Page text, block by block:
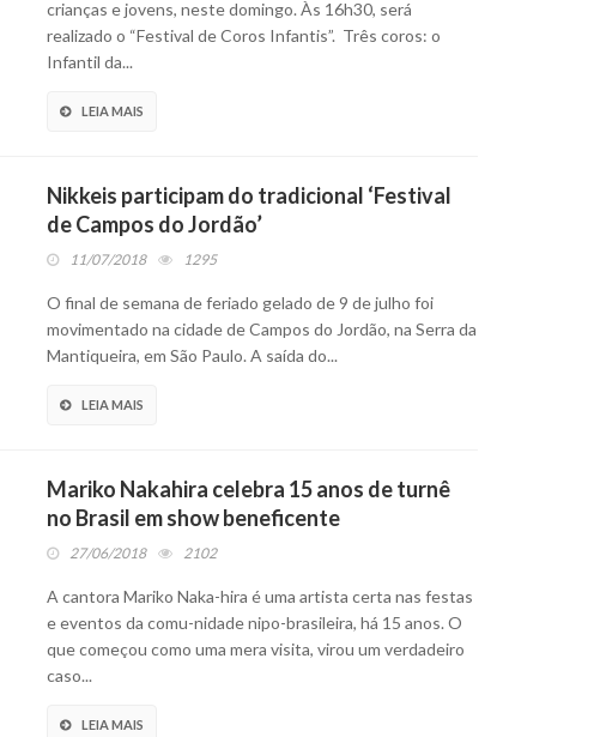
crianças e jovens, neste domingo. Às 16h30, será
realizado o “Festival de Coros Infantis”. Três coros: o
Infantil da...
LEIA MAIS
Nikkeis participam do tradicional ‘Festival
de Campos do Jordão’
11/07/2018 1295
O final de semana de feriado gelado de 9 de julho foi
movimentado na cidade de Campos do Jordão, na Serra da
Mantiqueira, em São Paulo. A saída do...
LEIA MAIS
Mariko Nakahira celebra 15 anos de turnê
no Brasil em show beneficente
27/06/2018 2102
A cantora Mariko Naka-hira é uma artista certa nas festas
e eventos da comu-nidade nipo-brasileira, há 15 anos. O
que começou como uma mera visita, virou um verdadeiro
caso...
LEIA MAIS